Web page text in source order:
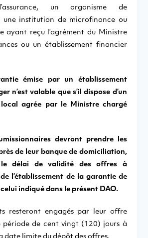
un organisme de
une institution de microfinance ou
ayant reçu l’agrément du Ministre
ou un établissement financier
émise par un établissement
n’est valable que s’il dispose d’un
agrée par le Ministre chargé
devront prendre les
de leur banque de domiciliation,
délai de validité des offres à
l’établissement de la garantie de
indiqué dans le présent DAO.
resteront engagés par leur offre
période de cent vingt (120) jours à